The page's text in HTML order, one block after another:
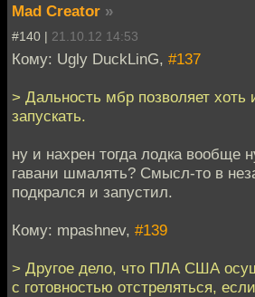
Mad Creator »
#140 | 21.10.12 14:53
Кому: Ugly DuckLinG, #137
> Дальность мбр позволяет хоть
запускать.
ну и нахрен тогда лодка вообще
гавани шмалять? Смысл-то в
подкрался и запустил.
Кому: mpashnev, #139
> Другое дело, что ПЛА США
с готовностью отстреляться,